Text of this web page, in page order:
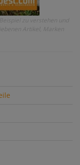
zu verstehen und
Artikel, Marken